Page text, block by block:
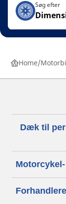
Søg efter
Home
Dæk til
Forhandlere